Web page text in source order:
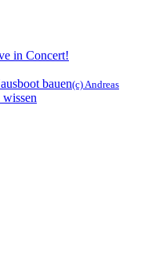
in Concert!
(c) Andreas
wissen